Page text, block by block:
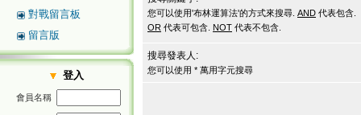
對戰留言板
留言版
登入
會員名稱
您可以使用'布林運算法'的方式來搜尋. AND 代表包含.
OR 代表可包含. NOT 代表不包含.
搜尋發表人:
您可以使用 * 萬用字元搜尋